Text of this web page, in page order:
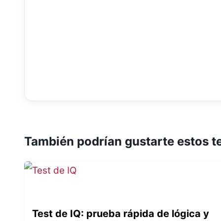
También podrían gustarte estos
Test de IQ: prueba rápida de lógica y